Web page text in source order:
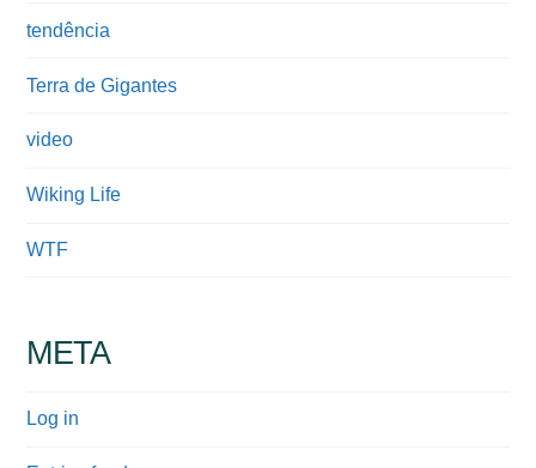
tendência
Terra de Gigantes
video
Wiking Life
WTF
META
Log in